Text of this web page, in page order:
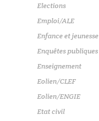
Elections
Emploi/ALE
Enfance et jeunesse
Enquêtes publiques
Enseignement
Eolien/CLEF
Eolien/ENGIE
Etat civil